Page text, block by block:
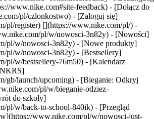
www.nike.com#site-feedback) - [Dołącz do
pl/czlonkostwo) - [Zaloguj się]
pl/register) [](https://www.nike.com/pl/) -
pl/w/nowosci-3n82y) - [Nowości]
pl/w/nowosci-3n82y) - [Nowe produkty]
pl/w/nowosci-3n82y) - [Bestsellery]
pl/w/bestsellery-76m50) - [Kalendarz
gb/launch/upcoming) - [Bieganie: Odkryj
pl/w/bieganie-odziez-
do szkoły]
pl/w/back-to-school-840ik) - [Przegląd
www.nike.com/pl/w/nowosci-just-